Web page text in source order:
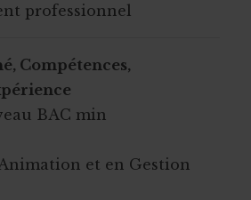
professionnel
Compétences,
BAC min
et en Gestion